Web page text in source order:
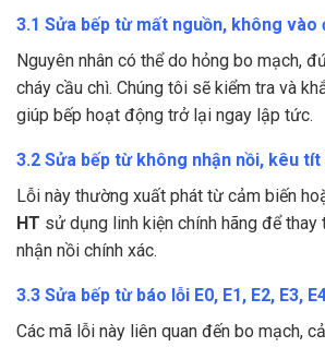
3.1 Sửa bếp từ mất nguồn, không vào
Nguyên nhân có thể do hỏng bo mạch,
cháy cầu chì. Chúng tôi sẽ kiểm tra và
giúp bếp hoạt động trở lại ngay lập tức.
3.2 Sửa bếp từ không nhận nồi, kêu
Lỗi này thường xuất phát từ cảm biến
HT sử dụng linh kiện chính hãng để thay
nhận nồi chính xác.
3.3 Sửa bếp từ báo lỗi E0, E1, E2, E3,
Các mã lỗi này liên quan đến bo mạch,